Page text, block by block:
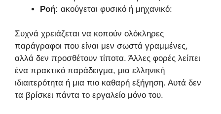
Ροή: ακούγεται φυσικό ή μηχανικό:
Συχνά χρειάζεται να κοπούν ολόκληρες
παράγραφοι που είναι μεν σωστά γραμμένες,
αλλά δεν προσθέτουν τίποτα. Άλλες φορές λείπει
ένα πρακτικό παράδειγμα, μια ελληνική
ιδιαιτερότητα ή μια πιο καθαρή εξήγηση. Αυτά δεν
τα βρίσκει πάντα το εργαλείο μόνο του.